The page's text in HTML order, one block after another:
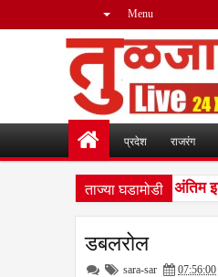
Menu
प्रदेश राजरंग
ताज्या घडामोडी
थकबाकीदारांना पालिकेचा अंतिम
डबलरोल
sara-sar 07:56:00